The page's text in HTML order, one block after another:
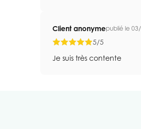
Client anonymepublié le
5/5
Je suis très contente